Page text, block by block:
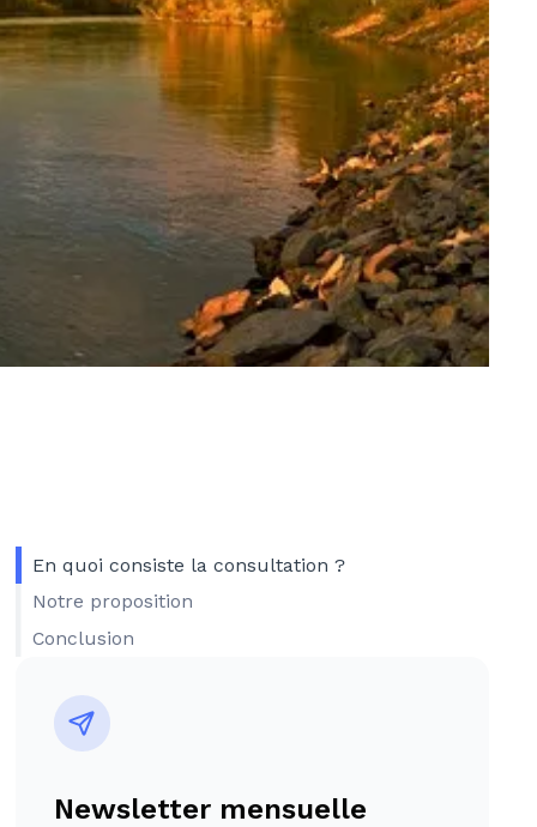
En quoi consiste la consultation ?
Notre proposition
Conclusion
Newsletter mensuelle